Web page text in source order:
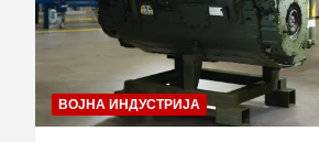
ВОЈНА ИНДУСТРИЈА